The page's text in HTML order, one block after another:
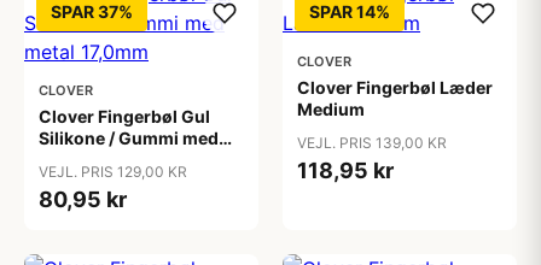
SPAR 37%
CLOVER
Clover Fingerbøl Gul
Silikone / Gummi med
VEJL. PRIS 129,00 KR
80,95 kr
SPAR 14%
CLOVER
Clover Fingerbøl Læder
Medium
VEJL. PRIS 139,00 KR
118,95 kr